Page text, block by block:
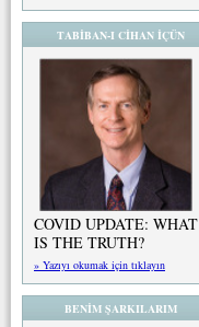
TABİBAN-I CİHAN İÇÜN
COVID UPDATE: WHAT
IS THE TRUTH?
» Yazıyı okumak için tıklayın
BENİM ŞARKILARIM